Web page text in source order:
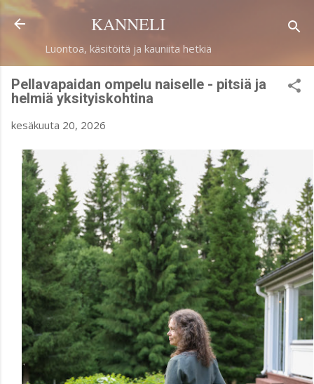
Siirry pääsisältöön
KANNELI
Luontoa, käsitöitä ja kauniita hetkiä
Pellavapaidan ompelu naiselle - pitsiä ja
helmiä yksityiskohtina
kesäkuuta 20, 2026